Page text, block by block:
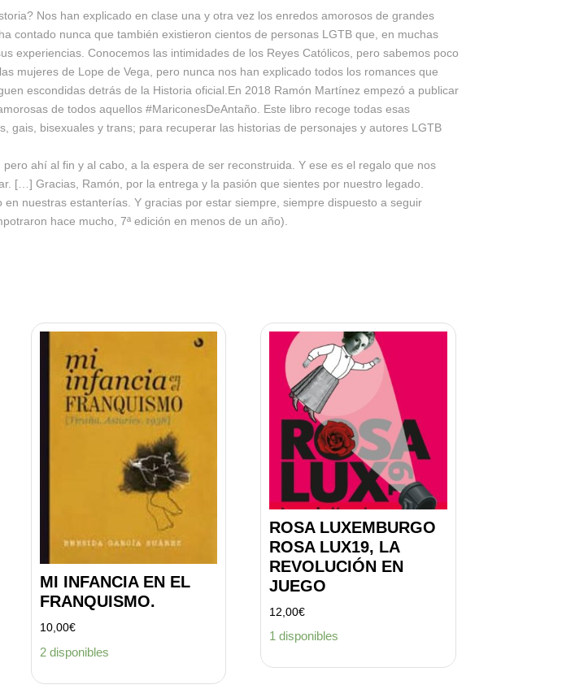
Nos han explicado en clase una y otra vez los enredos amorosos de grandes
contado nunca que también existieron cientos de personas LGTB que, en muchas
experiencias. Conocemos las intimidades de los Reyes Católicos, pero sabemos poco
mujeres de Lope de Vega, pero nunca nos han explicado todos los romances que
escondidas detrás de la Historia oficial.En 2018 Ramón Martínez empezó a publicar
de todos aquellos #MariconesDeAntaño. Este libro recoge todas esas
bisexuales y trans; para recuperar las historias de personajes y autores LGTB
ahí al fin y al cabo, a la espera de ser reconstruida. Y ese es el regalo que nos
[…] Gracias, Ramón, por la entrega y la pasión que sientes por nuestro legado.
nuestras estanterías. Y gracias por estar siempre, siempre dispuesto a seguir
hace mucho, 7ª edición en menos de un año).
MI INFANCIA EN EL
FRANQUISMO.
10,00€
2 disponibles
ROSA LUXEMBURGO
ROSA LUX19, LA
REVOLUCIÓN EN
JUEGO
12,00€
1 disponibles